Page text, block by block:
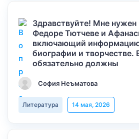
Здравствуйте! Мне нужен
Федоре Тютчеве и
включающий информацию
биографии и творчестве.
обязательно должны
София Неъматова
Литература 14 мая, 2026